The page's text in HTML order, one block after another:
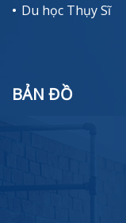
Du học Thụy Sĩ
BẢN ĐỒ